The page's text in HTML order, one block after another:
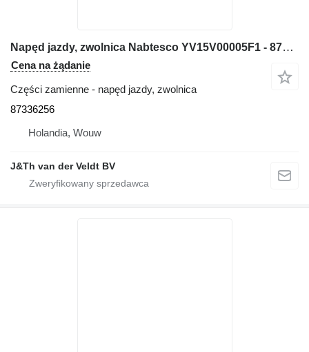
Napęd jazdy, zwolnica Nabtesco YV15V00005F1 - 87336256 do koparki Kobelco E135SR
Cena na żądanie
Części zamienne - napęd jazdy, zwolnica
87336256
Holandia, Wouw
J&Th van der Veldt BV